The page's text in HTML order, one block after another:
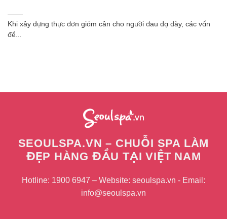
Khi xây dựng thực đơn giảm cân cho người đau dạ dày, các vấn
đề...
SEOULSPA.VN – CHUỖI SPA LÀM
ĐẸP HÀNG ĐẦU TẠI VIỆT NAM
Hotline: 1900 6947 – Website: seoulspa.vn - Email:
info@seoulspa.vn